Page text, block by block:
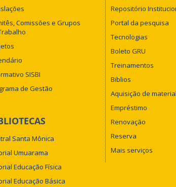
Comissões e Grupos
SISBI
de Gestão
Santa Mônica
Umuarama
Educação Física
Educação Básica
Repositório
Portal da pesquisa
Tecnologias
Boleto GRU
Treinamentos
Biblios
Aquisição de
Empréstimo
Renovação
Reserva
Mais serviços